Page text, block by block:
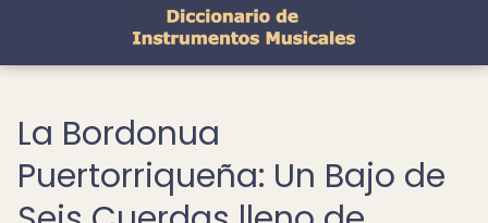
La Bordonua
Puertorriqueña: Un Bajo de